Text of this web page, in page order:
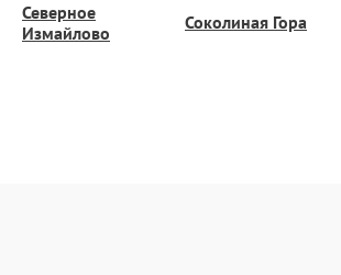
Северное
Измайлово
Соколиная Гора